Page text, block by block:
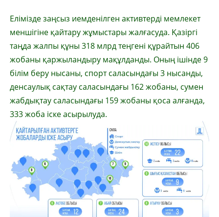
Елімізде заңсыз иемденілген активтерді мемлекет
меншігіне қайтару жұмыстары жалғасуда. Қазіргі
таңда жалпы құны 318 млрд теңгені құрайтын 406
жобаны қаржыландыру мақұлданды. Оның ішінде 9
білім беру нысаны, спорт саласындағы 3 нысанды,
денсаулық сақтау саласындағы 162 жобаны, сумен
жабдықтау саласындағы 159 жобаны қоса алғанда,
333 жоба іске асырылуда.